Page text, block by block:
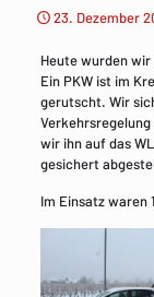
23. Dezember
Heute wurden
Ein PKW ist im
gerutscht. Wir
wir ihn auf das
gesichert
Im Einsatz waren